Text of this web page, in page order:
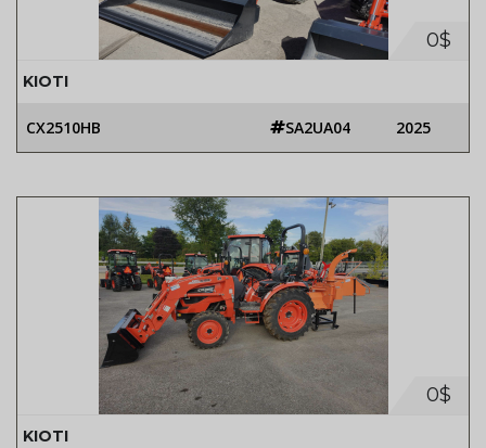
0$
KIOTI
CX2510HB SA2UA04 2025
0$
KIOTI